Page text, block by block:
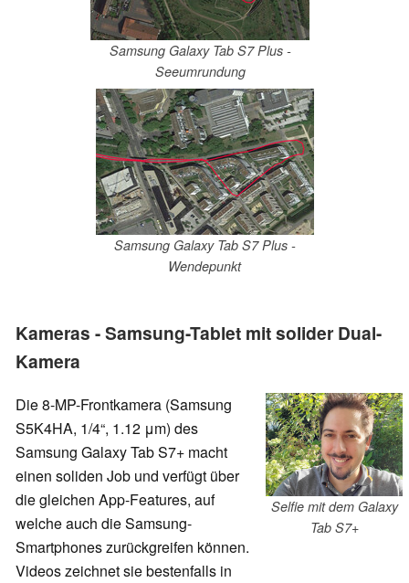
Samsung Galaxy Tab S7 Plus -
Seeumrundung
Samsung Galaxy Tab S7 Plus -
Wendepunkt
Kameras - Samsung-Tablet mit solider Dual-
Kamera
Selfie mit dem Galaxy
Tab S7+
Die 8-MP-Frontkamera (Samsung
S5K4HA, 1/4“, 1.12 μm) des
Samsung Galaxy Tab S7+ macht
einen soliden Job und verfügt über
die gleichen App-Features, auf
welche auch die Samsung-
Smartphones zurückgreifen können.
Videos zeichnet sie bestenfalls in